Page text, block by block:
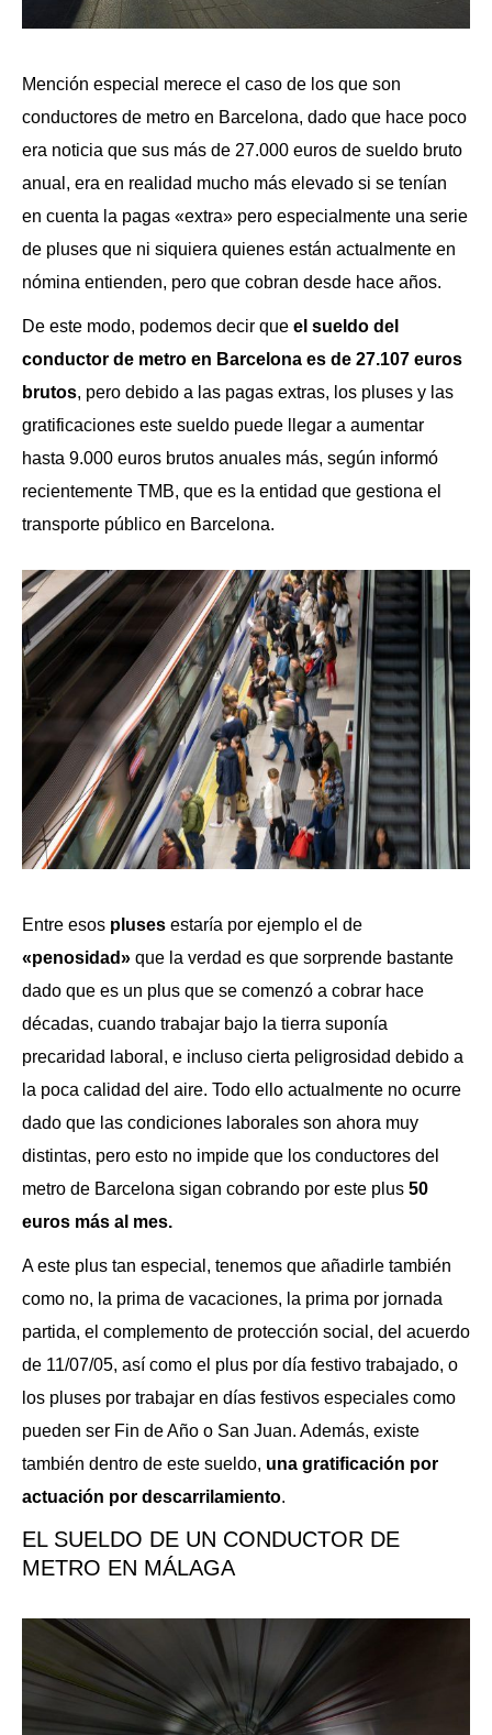
Mención especial merece el caso de los que son
conductores de metro en Barcelona, dado que hace poco
era noticia que sus más de 27.000 euros de sueldo bruto
anual, era en realidad mucho más elevado si se tenían
en cuenta la pagas «extra» pero especialmente una serie
de pluses que ni siquiera quienes están actualmente en
nómina entienden, pero que cobran desde hace años.
De este modo, podemos decir que el sueldo del
conductor de metro en Barcelona es de 27.107 euros
brutos, pero debido a las pagas extras, los pluses y las
gratificaciones este sueldo puede llegar a aumentar
hasta 9.000 euros brutos anuales más, según informó
recientemente TMB, que es la entidad que gestiona el
transporte público en Barcelona.
Entre esos pluses estaría por ejemplo el de
«penosidad» que la verdad es que sorprende bastante
dado que es un plus que se comenzó a cobrar hace
décadas, cuando trabajar bajo la tierra suponía
precaridad laboral, e incluso cierta peligrosidad debido a
la poca calidad del aire. Todo ello actualmente no ocurre
dado que las condiciones laborales son ahora muy
distintas, pero esto no impide que los conductores del
metro de Barcelona sigan cobrando por este plus 50
euros más al mes.
A este plus tan especial, tenemos que añadirle también
como no, la prima de vacaciones, la prima por jornada
partida, el complemento de protección social, del acuerdo
de 11/07/05, así como el plus por día festivo trabajado, o
los pluses por trabajar en días festivos especiales como
pueden ser Fin de Año o San Juan. Además, existe
también dentro de este sueldo, una gratificación por
actuación por descarrilamiento.
EL SUELDO DE UN CONDUCTOR DE
METRO EN MÁLAGA